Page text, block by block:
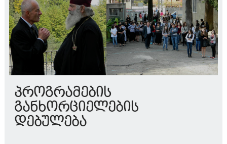
პროგრამების
განხორციელების
დებულება